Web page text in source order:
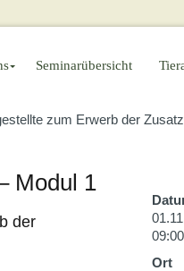
Seminarübersicht
zum Erwerb der
Modul 1
der
Ort